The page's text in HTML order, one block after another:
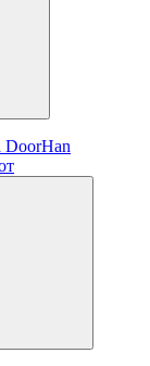
DoorHan